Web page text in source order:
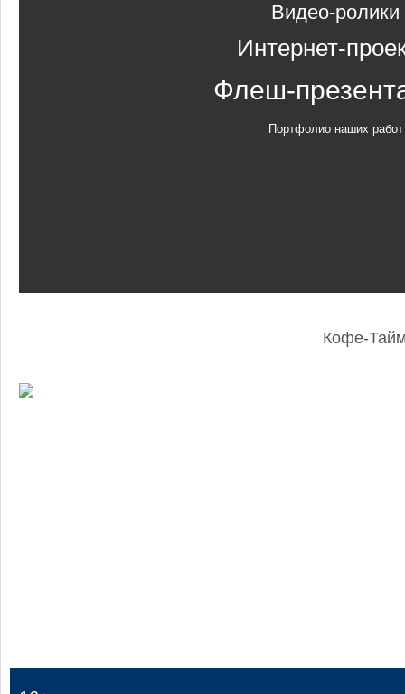
Видео-ролики
Интернет-
Флеш-
Портфолио наших работ
Кофе-